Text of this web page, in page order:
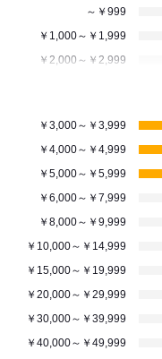
～￥999
￥1,000～￥1,999
￥2,000～￥2,999
￥3,000～￥3,999
￥4,000～￥4,999
￥5,000～￥5,999
￥6,000～￥7,999
￥8,000～￥9,999
￥10,000～￥14,999
￥15,000～￥19,999
￥20,000～￥29,999
￥30,000～￥39,999
￥40,000～￥49,999